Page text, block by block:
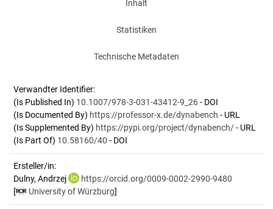
Inhalt
Statistiken
Technische Metadaten
Verwandter Identifier:
(Is Published In) 10.1007/978-3-031-43412-9_26- DOI
(Is Documented By) https://professor-x.de/dynabench - URL
(Is Supplemented By) https://pypi.org/project/dynabench/- URL
(Is Part Of) 10.58160/40 - DOI
Ersteller/in:
Dulny, Andrzej
https://orcid.org/0009-0002-2990-9480
[
University of Würzburg]